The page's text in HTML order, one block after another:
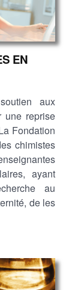
EN
aux
une reprise
Fondation
chimistes
ayant
au
de les